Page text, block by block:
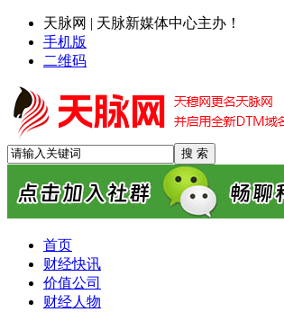
天脉网 | 天脉新媒体中心主办！
手机版
二维码
首页
财经快讯
价值公司
财经人物